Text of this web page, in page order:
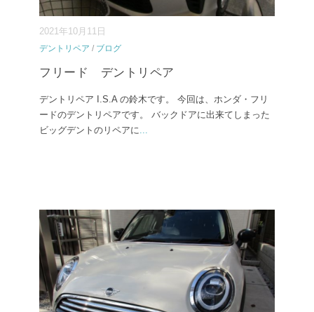
2021年10月11日
デントリペア / ブログ
フリード デントリペア
デントリペア I.S.A の鈴木です。 今回は、ホンダ・フリ
ードのデントリペアです。 バックドアに出来てしまった
ビッグデントのリペアに...